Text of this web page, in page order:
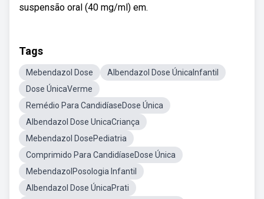
suspensão oral (40 mg/ml) em.
Tags
Mebendazol Dose
Albendazol Dose ÚnicaInfantil
Dose ÚnicaVerme
Remédio Para CandidíaseDose Única
Albendazol Dose UnicaCriança
Mebendazol DosePediatria
Comprimido Para CandidíaseDose Única
MebendazolPosologia Infantil
Albendazol Dose ÚnicaPrati